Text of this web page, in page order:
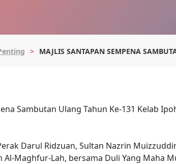
MAJLIS SANTAPAN SEMPENA
Sambutan Ulang Tahun Ke-131 Kelab
Darul Ridzuan, Sultan Nazrin
Maghfur-Lah, bersama Duli Yang Maha